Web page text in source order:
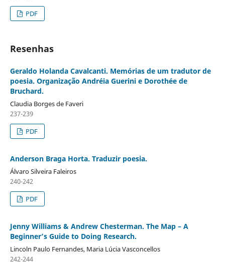
PDF
Resenhas
Geraldo Holanda Cavalcanti. Memórias de um tradutor de
poesia. Organização Andréia Guerini e Dorothée de
Bruchard.
Claudia Borges de Faveri
237-239
PDF
Anderson Braga Horta. Traduzir poesia.
Álvaro Silveira Faleiros
240-242
PDF
Jenny Williams & Andrew Chesterman. The Map – A
Beginner’s Guide to Doing Research.
Lincoln Paulo Fernandes, Maria Lúcia Vasconcellos
242-244